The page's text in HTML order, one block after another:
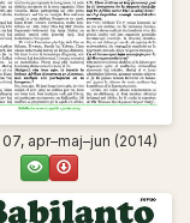
apr–maj–jun (2014)